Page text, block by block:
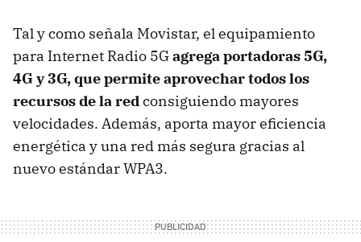
Tal y como señala Movistar, el equipamiento
para Internet Radio 5Gagrega portadoras 5G,
4G y 3G, que permite aprovechar todos los
recursos de la redconsiguiendo mayores
velocidades. Además, aporta mayor eficiencia
energética y una red más segura gracias al
nuevo estándar WPA3.